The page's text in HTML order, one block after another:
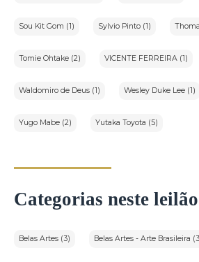
Sou Kit Gom (1) Sylvio Pinto (1)
Tomie Ohtake (2) VICENTE FERREIRA (1)
Waldomiro de Deus (1) Wesley Duke Lee (1)
Yugo Mabe (2) Yutaka Toyota (5)
Categorias neste leilão
Belas Artes (3) Belas Artes - Arte Brasileira